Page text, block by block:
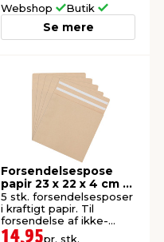
Webshop Butik
Se mere
Forsendelsespose
papir 23 x 22 x 4 cm 5-
pk.
5 stk. forsendelsesposer
i kraftigt papir. Til
forsendelse af ikke-
skrøbelige genstande.
14,95pr. stk.